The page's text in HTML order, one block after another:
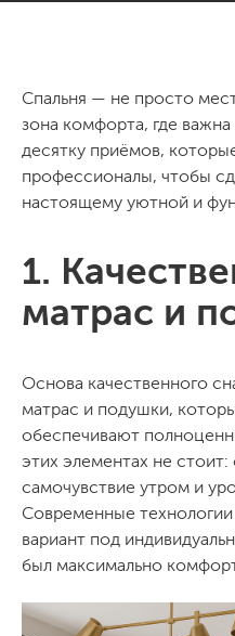
Спальня — не просто
зона комфорта, где
десятку приёмов,
профессионалы, чтобы
настоящему уютной и
1.
матрас и
Основа качественного
матрас и подушки,
обеспечивают
этих элементах не стоит:
самочувствие утром и
Современные
вариант под
был максимально